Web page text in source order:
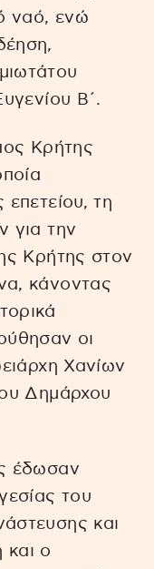
ναό, ενώ
Β΄.
Κρήτης
τη
για την
Κρήτης στον
κάνοντας
οι
Χανίων
Δημάρχου
έδωσαν
του
και
o